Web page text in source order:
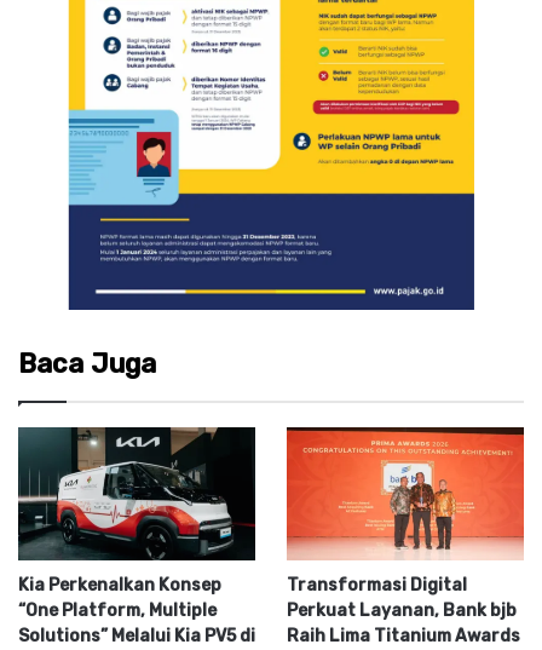
Baca Juga
Kia Perkenalkan Konsep
“One Platform, Multiple
Solutions” Melalui Kia PV5 di
Transformasi Digital
Perkuat Layanan, Bank bjb
Raih Lima Titanium Awards